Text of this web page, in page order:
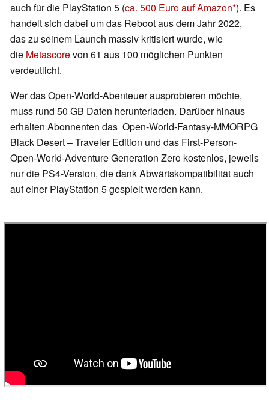
auch für die PlayStation 5 (ca. 500 Euro auf Amazon ). Es
handelt sich dabei um das Reboot aus dem Jahr 2022,
das zu seinem Launch massiv kritisiert wurde, wie
die Metascorevon 61 aus 100 möglichen Punkten
verdeutlicht.
Wer das Open-World-Abenteuer ausprobieren möchte,
muss rund 50 GB Daten herunterladen. Darüber hinaus
erhalten Abonnenten das Open-World-Fantasy-MMORPG
Black Desert – Traveler Edition und das First-Person-
Open-World-Adventure Generation Zero kostenlos, jeweils
nur die PS4-Version, die dank Abwärtskompatibilität auch
auf einer PlayStation 5 gespielt werden kann.